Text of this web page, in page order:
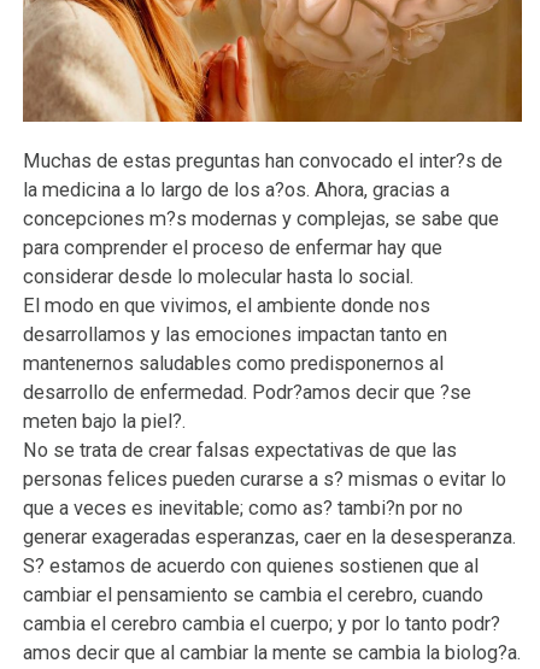
Muchas de estas preguntas han convocado el inter?s de
la medicina a lo largo de los a?os. Ahora, gracias a
concepciones m?s modernas y complejas, se sabe que
para comprender el proceso de enfermar hay que
considerar desde lo molecular hasta lo social.
El modo en que vivimos, el ambiente donde nos
desarrollamos y las emociones impactan tanto en
mantenernos saludables como predisponernos al
desarrollo de enfermedad. Podr?amos decir que ?se
meten bajo la piel?.
No se trata de crear falsas expectativas de que las
personas felices pueden curarse a s? mismas o evitar lo
que a veces es inevitable; como as? tambi?n por no
generar exageradas esperanzas, caer en la desesperanza.
S? estamos de acuerdo con quienes sostienen que al
cambiar el pensamiento se cambia el cerebro, cuando
cambia el cerebro cambia el cuerpo; y por lo tanto podr?
amos decir que al cambiar la mente se cambia la biolog?a.